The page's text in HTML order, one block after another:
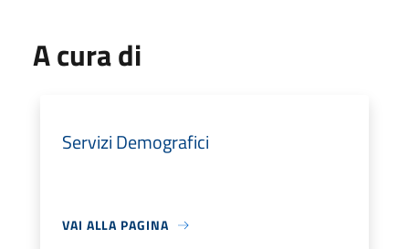
A cura di
Servizi Demografici
VAI ALLA PAGINA